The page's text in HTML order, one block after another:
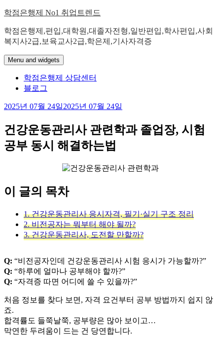
Skip
content
학점은행제 No1 취업트렌드
학점은행제,편입,대학원,대졸자전형,일반편입,학사편입,사회
복지사2급,보육교사2급,학은제,기사자격증
Menu and widgets
학점은행제 상담센터
블로그
2025년 07월 24일2025년 07월 24일
건강운동관리사 관련학과 졸업장, 시험
공부 동시 해결하는법
이 글의 목차
1. 건강운동관리사 응시자격, 필기·실기 구조 정리
2. 비전공자는 뭐부터 해야 될까?
3. 건강운동관리사, 도전할 만할까?
Q: “비전공자인데 건강운동관리사 시험 응시가 가능할까?”
Q: “하루에 얼마나 공부해야 할까?”
Q: “자격증 따면 어디에 쓸 수 있을까?”
처음 정보를 찾다 보면, 자격 요건부터 공부 방법까지 쉽지 않
죠.
합격률도 들쭉날쭉, 공부량은 많아 보이고…
막연한 두려움이 드는 건 당연합니다.